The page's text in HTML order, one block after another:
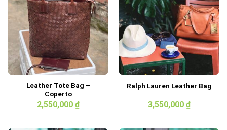
Leather Tote Bag –
Coperto
2,550,000 ₫
Ralph Lauren Leather Bag
3,550,000 ₫